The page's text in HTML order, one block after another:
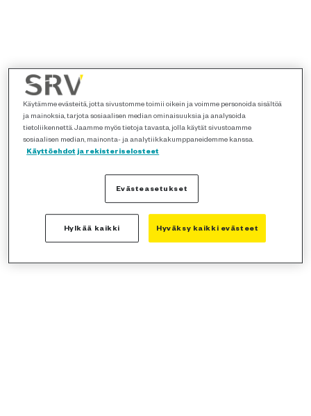
Käytämme evästeitä, jotta sivustomme toimii oikein ja voimme personoida sisältöä
ja mainoksia, tarjota sosiaalisen median ominaisuuksia ja analysoida
tietoliikennettä. Jaamme myös tietoja tavasta, jolla käytät sivustoamme
sosiaalisen median, mainonta- ja analytiikkakumppaneidemme kanssa.
Käyttöehdot ja rekisteriselosteet
Evästeasetukset
Hylkää kaikki Hyväksy kaikki evästeet